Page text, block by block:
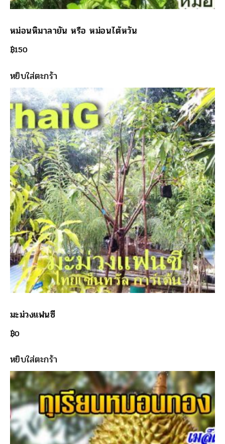
หม่อนหิมาลายัน หรือ หม่อนไต้หวัน
฿150
หยิบใส่ตะกร้า
มะม่วงแฟนซี
฿0
หยิบใส่ตะกร้า